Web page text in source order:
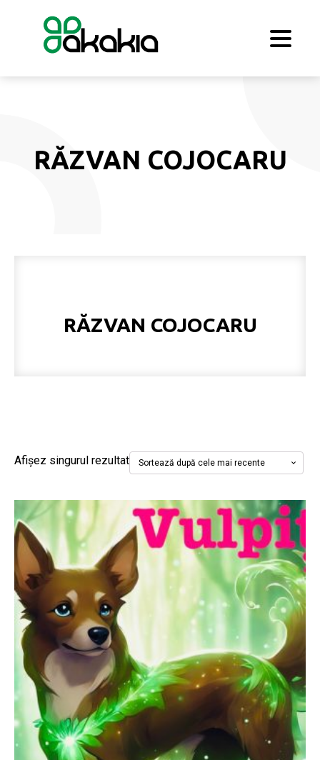
RĂZVAN COJOCARU
RĂZVAN COJOCARU
Afișez singurul rezultat